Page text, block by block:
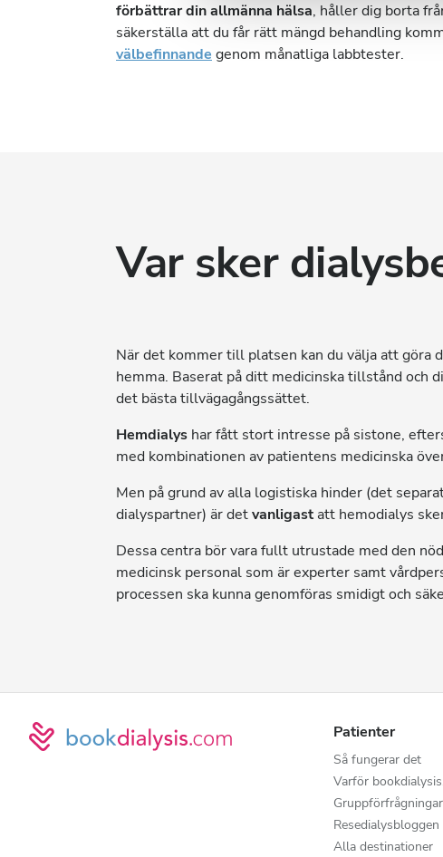
förbättrar din allmänna hälsa, håller dig borta
säkerställa att du får rätt mängd behandling
välbefinnande genom månatliga labbtester.
Var sker
När det kommer till platsen kan du välja att göra
hemma. Baserat på ditt medicinska tillstånd och
det bästa tillvägagångssättet.
Hemdialys har fått stort intresse på sistone,
med kombinationen av patientens medicinska
Men på grund av alla logistiska hinder (det
dialyspartner) är detvanligast att hemodialys
Dessa centra bör vara fullt utrustade med den
medicinsk personal som är experter samt
processen ska kunna genomföras smidigt och
Patienter
Så fungerar det
Varför
Gruppförfrågningar
Resedialysbloggen
Alla destinationer